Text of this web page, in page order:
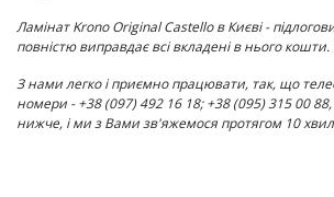
ЛамінатKrono Original Castello в Києві -
повністю виправдає всі вкладені в нього кошти.
З нами легко і приємно працювати, так, що
номери - +38 (097) 492 16 18; +38 (095) 315 00
нижче, і ми з Вами зв'яжемося протягом 10